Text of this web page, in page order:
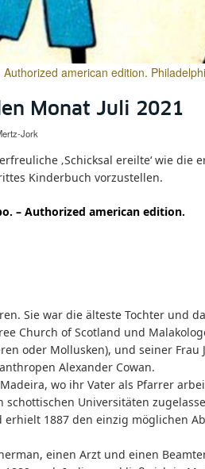
american edition.
Monat Juli 2021
Jork
‚Schicksal ereilte‘ wie die
Kinderbuch vorzustellen.
– Authorized american edition.
Sie war die älteste Tochter und
Church of Scotland und
oder Mollusken), und seiner Frau
Alexander Cowan.
wo ihr Vater als Pfarrer
schottischen Universitäten
1887 den einzig möglichen
einen Arzt und einen